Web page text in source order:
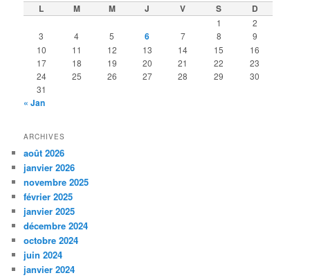
L M M J V S D
1
2
3
4 5 6 7 8
9
10
11 12 13 14 15
16
17
18 19 20 21 22
23
24
25 26 27 28 29
30
31
« Jan
ARCHIVES
août 2026
janvier 2026
novembre 2025
février 2025
janvier 2025
décembre 2024
octobre 2024
juin 2024
janvier 2024